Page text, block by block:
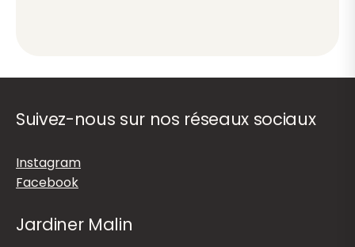
Suivez-nous sur nos réseaux sociaux
Instagram
Facebook
Jardiner Malin